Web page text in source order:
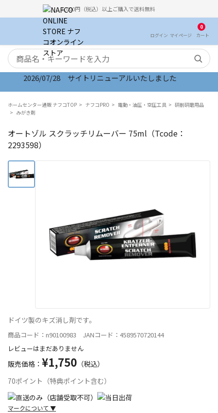
5,000円（税込）以上ご購入で送料無料
ログイン マイ ページ
0
カート
検索キーワード
2026/07/28 サイトリニューアルいたしました
ホームセンター通販 ナフコTOP ナフコPRO 電動・油圧・空圧工具
研削研磨用品
みがき剤
オートゾル スクラッチリムーバー 75ml（Tcode：
2293598）
ドイツ製のキズ消し剤です。
商品コード：n90100983 JANコード：4589570720144
レビューはまだありません
販売価格： ¥1,750 （税込）
70ポイント（特典ポイント含む）
マークについて ▼